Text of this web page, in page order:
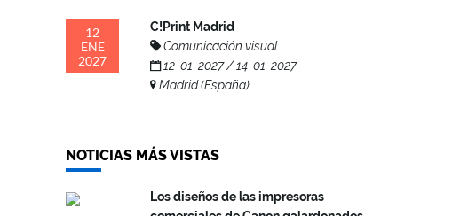
12
ENE
2027
C!Print Madrid
Comunicación visual
12-01-2027 / 14-01-2027
Madrid (España)
NOTICIAS MÁS VISTAS
Los diseños de las impresoras